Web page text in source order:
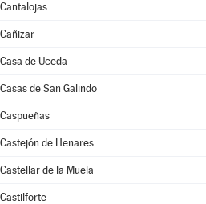
Cantalojas
Cañizar
Casa de Uceda
Casas de San Galindo
Caspueñas
Castejón de Henares
Castellar de la Muela
Castilforte